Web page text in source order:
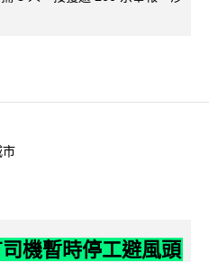
機暫時停工避風頭